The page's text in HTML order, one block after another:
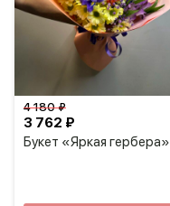
Букет «Яркая гербера»
3 762 ₽
4 180 ₽